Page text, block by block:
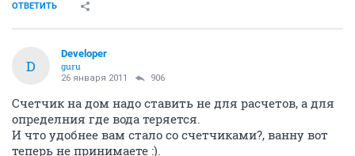
ОТВЕТИТЬ
D
Developer
guru
26 января 2011 906
Счетчик на дом надо ставить не для расчетов, а для
определния где вода теряется.
И что удобнее вам стало со счетчиками?, ванну вот
теперь не принимаете :).